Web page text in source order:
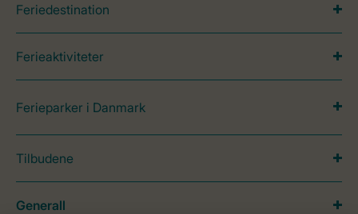
Feriedestination
Ferieaktiviteter
Ferieparker i Danmark
Tilbudene
Generall